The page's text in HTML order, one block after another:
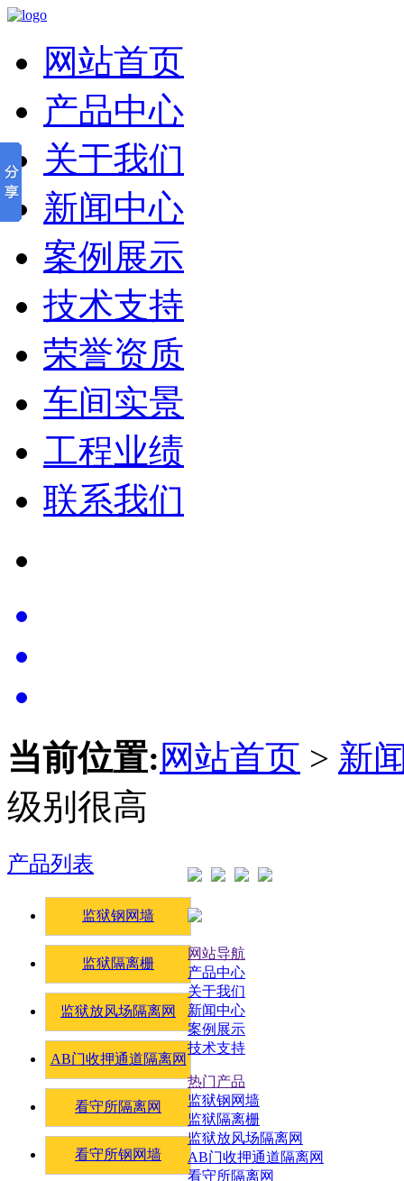
网站首页
产品中心
关于我们
新闻中心
案例展示
技术支持
荣誉资质
车间实景
工程业绩
联系我们
当前位置: 网站首页 > 新
级别很高
产品列表
监狱钢网墙
监狱隔离栅
监狱放风场隔离网
AB门收押通道隔离网
看守所隔离网
看守所钢网墙
网站导航
产品中心
关于我们
新闻中心
案例展示
技术支持
热门产品
监狱钢网墙
监狱隔离栅
监狱放风场隔离网
AB门收押通道隔离网
看守所隔离网